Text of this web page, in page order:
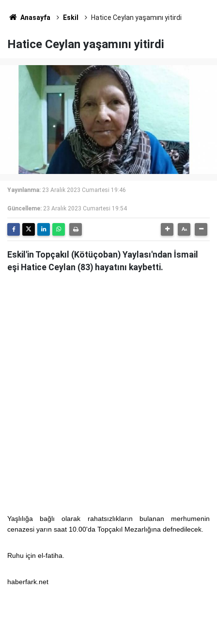
Anasayfa Eskil Hatice Ceylan yaşamını yitirdi
Hatice Ceylan yaşamını yitirdi
Yayınlanma: 23 Aralık 2023 Cumartesi 19:46
Güncelleme: 23 Aralık 2023 Cumartesi 19:54
Eskil'in Topçakıl (Kötüçoban) Yaylası'ndan İsmail
eşi Hatice Ceylan (83) hayatını kaybetti.
Yaşlılığa bağlı olarak rahatsızlıkların bulanan merhumenin
cenazesi yarın saat 10.00'da Topçakıl Mezarlığına defnedilecek.
Ruhu için el-fatiha.
haberfark.net